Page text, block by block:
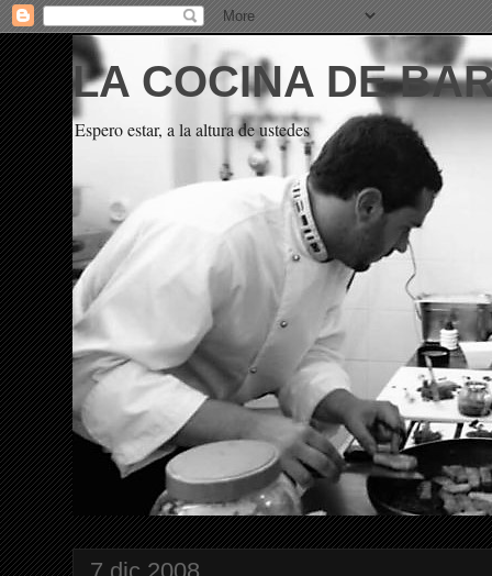
LA COCINA DE
Espero estar, a la altura de ustedes